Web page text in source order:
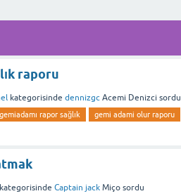
raporu
kategorisinde dennizgc Acemi Denizci sordu
gemiadamı rapor sağlık gemi adami olur raporu
kategorisinde Captain jack Miço sordu